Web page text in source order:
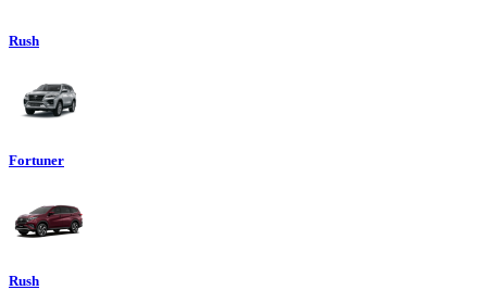
Rush
Fortuner
Rush